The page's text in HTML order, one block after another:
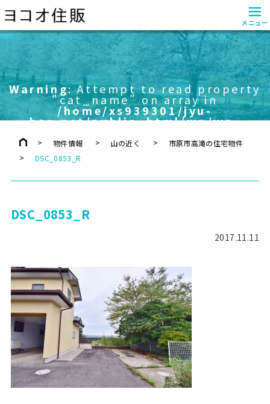
≡
メニュー
Warning: Attempt to read property
"cat_name" on array in
/home/xs939301/jyu-
han.net/public_html/wp/wp-
on line 757
物件情報 山の近く
市原市高滝の住宅物件
DSC_0853_R
DSC_0853_R
2017.11.11